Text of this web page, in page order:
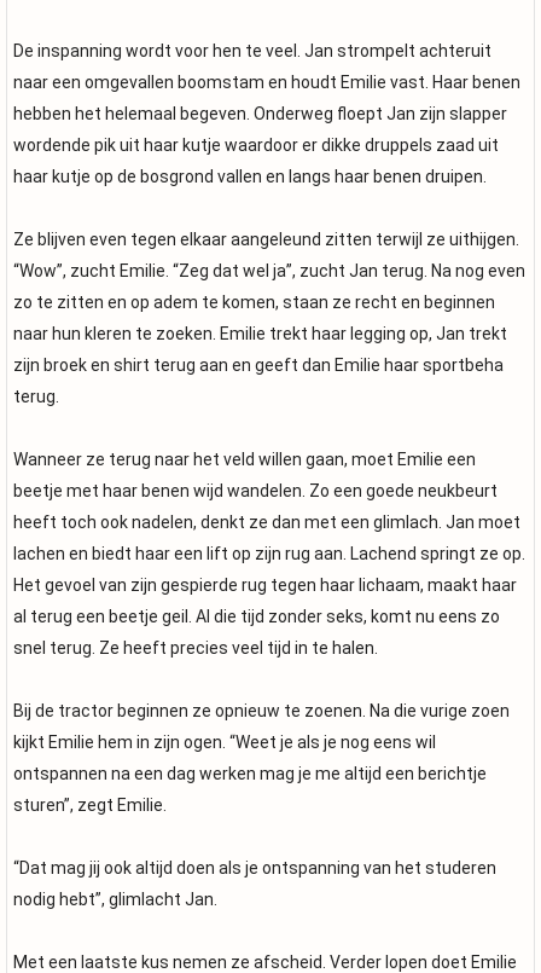
De inspanning wordt voor hen te veel. Jan strompelt achteruit
naar een omgevallen boomstam en houdt Emilie vast. Haar benen
hebben het helemaal begeven. Onderweg floept Jan zijn slapper
wordende pik uit haar kutje waardoor er dikke druppels zaad uit
haar kutje op de bosgrond vallen en langs haar benen druipen.
Ze blijven even tegen elkaar aangeleund zitten terwijl ze uithijgen.
“Wow”, zucht Emilie. “Zeg dat wel ja”, zucht Jan terug. Na nog even
zo te zitten en op adem te komen, staan ze recht en beginnen
naar hun kleren te zoeken. Emilie trekt haar legging op, Jan trekt
zijn broek en shirt terug aan en geeft dan Emilie haar sportbeha
terug.
Wanneer ze terug naar het veld willen gaan, moet Emilie een
beetje met haar benen wijd wandelen. Zo een goede neukbeurt
heeft toch ook nadelen, denkt ze dan met een glimlach. Jan moet
lachen en biedt haar een lift op zijn rug aan. Lachend springt ze op.
Het gevoel van zijn gespierde rug tegen haar lichaam, maakt haar
al terug een beetje geil. Al die tijd zonder seks, komt nu eens zo
snel terug. Ze heeft precies veel tijd in te halen.
Bij de tractor beginnen ze opnieuw te zoenen. Na die vurige zoen
kijkt Emilie hem in zijn ogen. “Weet je als je nog eens wil
ontspannen na een dag werken mag je me altijd een berichtje
sturen”, zegt Emilie.
“Dat mag jij ook altijd doen als je ontspanning van het studeren
nodig hebt”, glimlacht Jan.
Met een laatste kus nemen ze afscheid. Verder lopen doet Emilie